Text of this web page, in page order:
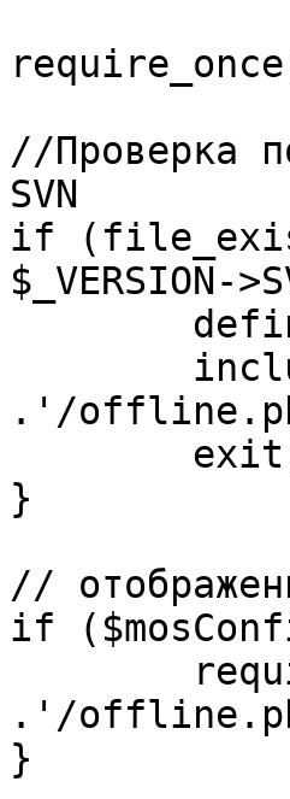
//Проверка
SVN
if
$_VERSION-
.'/
}
//
if
.'/
}